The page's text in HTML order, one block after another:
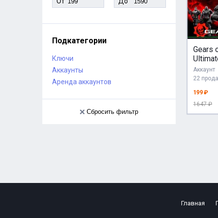
Подкатегории
Ключи
Аккаунты
Аренда аккаунтов
Сбросить фильтр
Gears
450
Аккаунт
22
199 ₽
1647 ₽
Главная